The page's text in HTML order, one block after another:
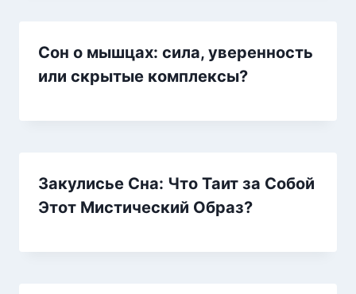
Сон о мышцах: сила, уверенность
или скрытые комплексы?
Закулисье Сна: Что Таит за Собой
Этот Мистический Образ?